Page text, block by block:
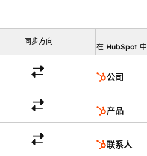
同步方向
在 HubSpot 中
公司
产品
联系人